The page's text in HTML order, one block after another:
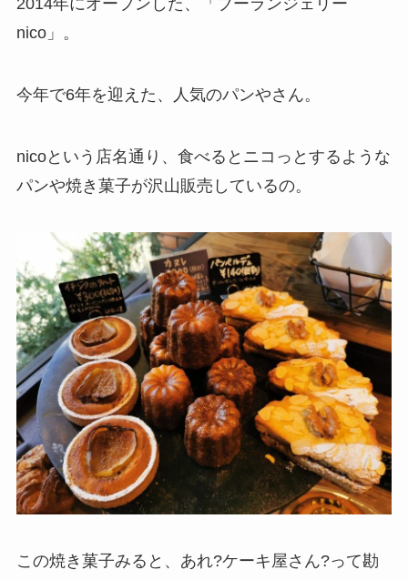
nico」。
今年で6年を迎えた、人気のパンやさん。
nicoという店名通り、食べるとニコっとするような
パンや焼き菓子が沢山販売しているの。
この焼き菓子みると、あれ?ケーキ屋さん?って勘